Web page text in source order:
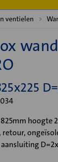
ventielen
hoogte